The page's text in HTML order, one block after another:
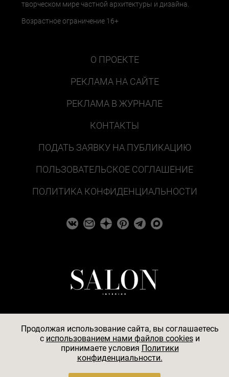
творческом мире частной архитектуры и дизайна.
Возрастное ограничение 16+
О ПРОЕКТЕ
РЕКЛАМА НА САЙТЕ
РЕКЛАМА В ЖУРНАЛЕ
КОНТАКТЫ
ПОДАТЬ ЗАЯВКУ НА ПУБЛИКАЦИЮ
ПОЛЬЗОВАТЕЛЬСКОЕ СОГЛАШЕНИЕ
ПОЛИТИКА КОНФИДЕНЦИАЛЬНОСТИ
© 2026
АО «БКМ», ОГРН 1027739494584, ИНН 7705056238,
127018, Москва, ул. Полковая, д. 3, стр. 4, помещение I,
Продолжая использование сайта, вы соглашаетесь
c использованием нами файлов cookiesи
принимаете условия Политики
конфиденциальности.